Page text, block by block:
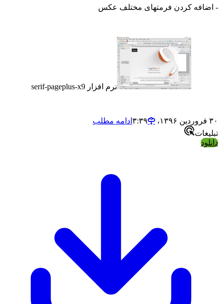
کردن فرمتهای مختلف عکس
نرم افزار serif-pageplus-x9
ادامه مطلب